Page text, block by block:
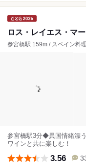
ロス・レイエス・マ
参宮橋駅 159m / スペイン料
参宮橋駅3分◆異国情緒漂
ワインと共に楽しむ！
3.56